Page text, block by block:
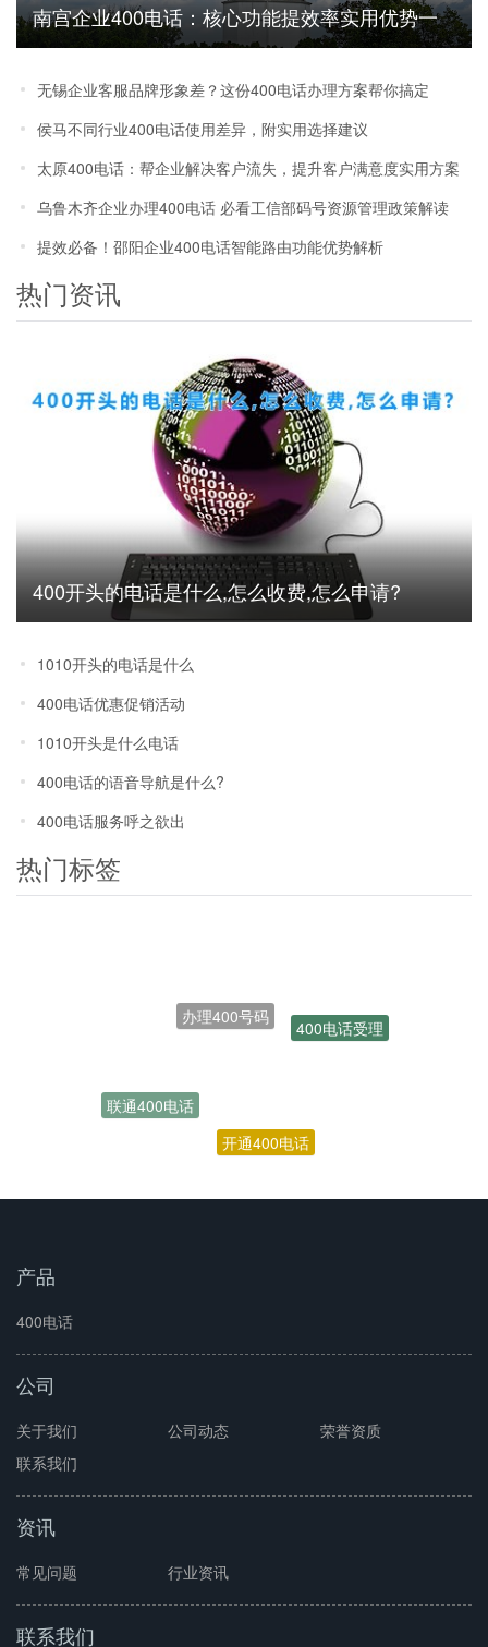
南宫企业400电话：核心功能提效率实用优势一
文说清
无锡企业客服品牌形象差？这份400电话办理方案帮你搞定
侯马不同行业400电话使用差异，附实用选择建议
太原400电话：帮企业解决客户流失，提升客户满意度实用方案
乌鲁木齐企业办理400电话 必看工信部码号资源管理政策解读
提效必备！邵阳企业400电话智能路由功能优势解析
热门资讯
400开头的电话是什么,怎么收费,怎么申请?
1010开头的电话是什么
400电话优惠促销活动
1010开头是什么电话
400电话的语音导航是什么?
400电话服务呼之欲出
热门标签
联通400电话
400电话受理
产品
400电话
公司
关于我们 公司动态
荣誉资质
联系我们
资讯
常见问题 行业资讯
联系我们